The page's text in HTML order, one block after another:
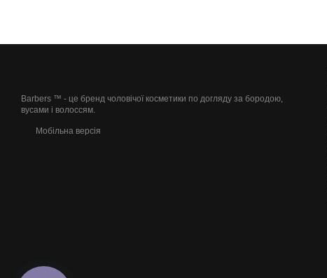
Barbers ™ - це бренд чоловічої косметики по догляду за бородою,
вусами і волоссям.
Мобільна версія